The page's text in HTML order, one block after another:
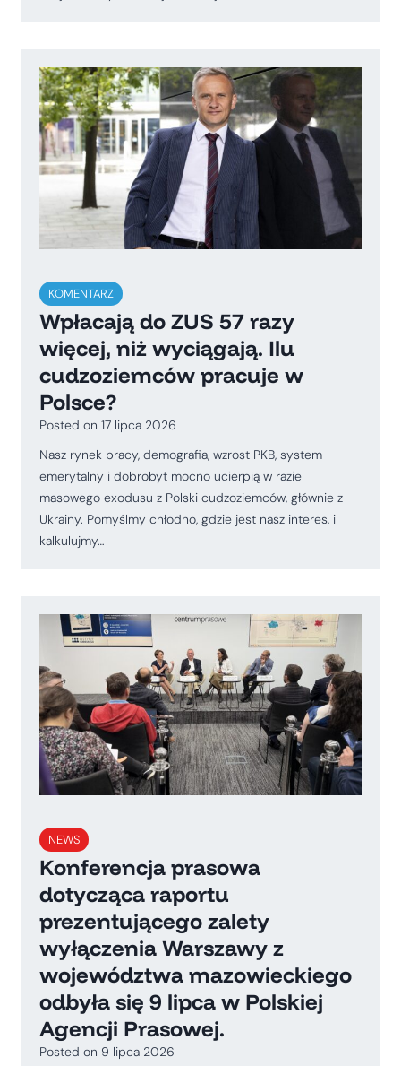
KOMENTARZ
Wpłacają do ZUS 57 razy
więcej, niż wyciągają. Ilu
cudzoziemców pracuje w
Polsce?
Posted on 17 lipca 2026
Nasz rynek pracy, demografia, wzrost PKB, system
emerytalny i dobrobyt mocno ucierpią w razie
masowego exodusu z Polski cudzoziemców, głównie z
Ukrainy. Pomyślmy chłodno, gdzie jest nasz interes, i
kalkulujmy…
NEWS
Konferencja prasowa
dotycząca raportu
prezentującego zalety
wyłączenia Warszawy z
województwa mazowieckiego
odbyła się 9 lipca w Polskiej
Agencji Prasowej.
Posted on 9 lipca 2026